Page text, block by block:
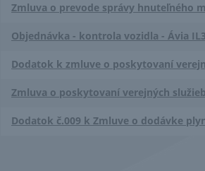
Zmluva o prevode správy hnuteľného
Objednávka - kontrola vozidla - Ávia
Dodatok k zmluve o poskytovaní
Zmluva o poskytovaní verejných
Dodatok č.009 k Zmluve o dodávke